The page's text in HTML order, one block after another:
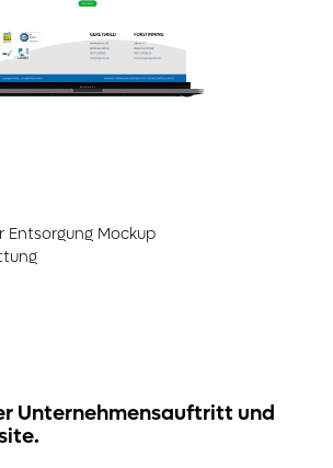
Unternehmensauftritt und
.